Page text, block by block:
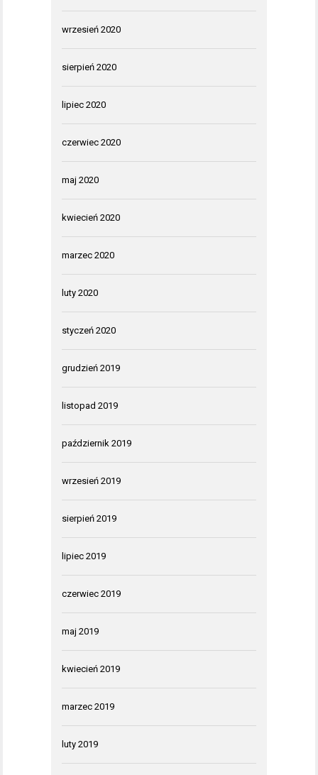
wrzesień 2020
sierpień 2020
lipiec 2020
czerwiec 2020
maj 2020
kwiecień 2020
marzec 2020
luty 2020
styczeń 2020
grudzień 2019
listopad 2019
październik 2019
wrzesień 2019
sierpień 2019
lipiec 2019
czerwiec 2019
maj 2019
kwiecień 2019
marzec 2019
luty 2019